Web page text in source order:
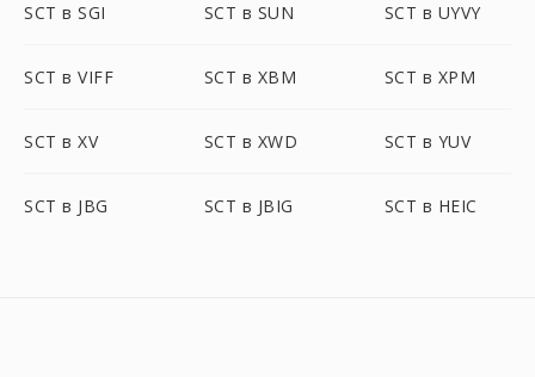
SCT в SGI SCT в SUN SCT в UYVY
SCT в VIFF SCT в XBM SCT в XPM
SCT в XV SCT в XWD SCT в YUV
SCT в JBG SCT в JBIG SCT в HEIC